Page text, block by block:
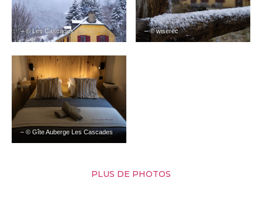
– © Les Cascades – © wiserec
– © Gîte Auberge Les Cascades
PLUS DE PHOTOS